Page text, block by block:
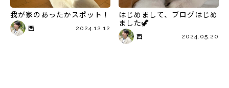
我が家のあったかスポット！
西 2024.12.12
はじめまして、ブログはじめ
ました🦖
西 2024.05.20